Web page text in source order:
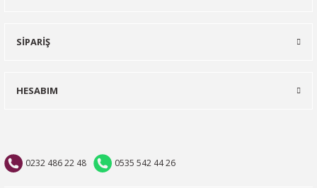
0232 486 22 48 0535 542 44 26
SİPARİŞ
HESABIM